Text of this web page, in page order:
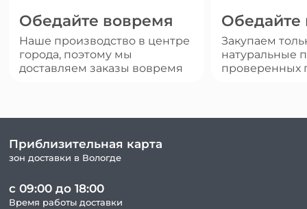
Обедайте вовремя
Наше производство в центре
города, поэтому мы
доставляем заказы вовремя
Обедайте
Закупаем
натуральные
проверенных
Приблизительная карта
зон доставки в Вологде
с 09:00 до 18:00
Время работы доставки